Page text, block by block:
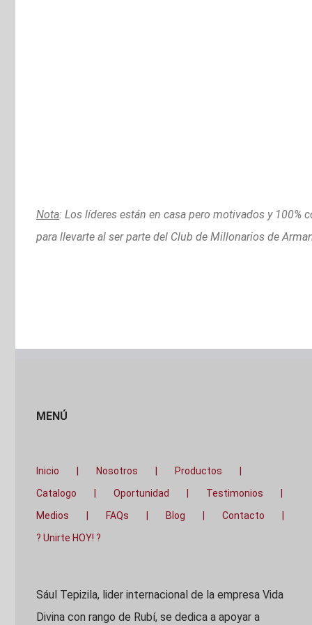
Nota: Los líderes están en casa pero motivados y 100%
para llevarte al ser parte del Club de Millonarios de
MENÚ
Inicio Nosotros
Productos
Catalogo
Oportunidad
Testimonios
Medios
FAQs Blog
Contacto
? Unirte HOY! ?
Sául Tepizila, lider internacional de la empresa Vida
Divina con rango de Rubí, se dedica a apoyar a